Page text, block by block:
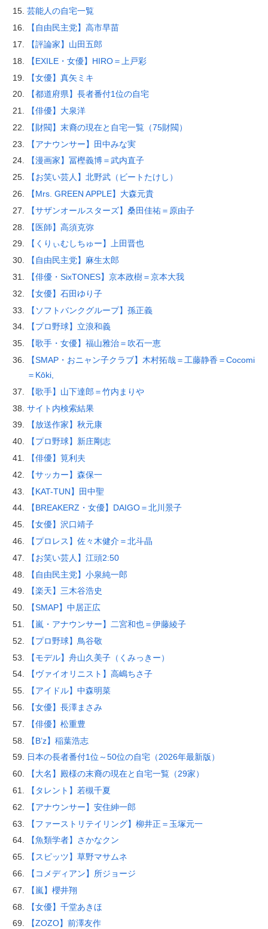
芸能人の自宅一覧
【自由民主党】高市早苗
【評論家】山田五郎
【EXILE・女優】HIRO＝上戸彩
【女優】真矢ミキ
【都道府県】長者番付1位の自宅
【俳優】大泉洋
【財閥】末裔の現在と自宅一覧（75財閥）
【アナウンサー】田中みな実
【漫画家】冨樫義博＝武内直子
【お笑い芸人】北野武（ビートたけし）
【Mrs. GREEN APPLE】大森元貴
【サザンオールスターズ】桑田佳祐＝原由子
【医師】高須克弥
【くりぃむしちゅー】上田晋也
【自由民主党】麻生太郎
【俳優・SixTONES】京本政樹＝京本大我
【女優】石田ゆり子
【ソフトバンクグループ】孫正義
【プロ野球】立浪和義
【歌手・女優】福山雅治＝吹石一恵
【SMAP・おニャン子クラブ】木村拓哉＝工藤静香＝Cocomi
＝Kōki,
【歌手】山下達郎＝竹内まりや
サイト内検索結果
【放送作家】秋元康
【プロ野球】新庄剛志
【俳優】筧利夫
【サッカー】森保一
【KAT-TUN】田中聖
【BREAKERZ・女優】DAIGO＝北川景子
【女優】沢口靖子
【プロレス】佐々木健介＝北斗晶
【お笑い芸人】江頭2:50
【自由民主党】小泉純一郎
【楽天】三木谷浩史
【SMAP】中居正広
【嵐・アナウンサー】二宮和也＝伊藤綾子
【プロ野球】鳥谷敬
【モデル】舟山久美子（くみっきー）
【ヴァイオリニスト】高嶋ちさ子
【アイドル】中森明菜
【女優】長澤まさみ
【俳優】松重豊
【B’z】稲葉浩志
日本の長者番付1位～50位の自宅（2026年最新版）
【大名】殿様の末裔の現在と自宅一覧（29家）
【タレント】若槻千夏
【アナウンサー】安住紳一郎
【ファーストリテイリング】柳井正＝玉塚元一
【魚類学者】さかなクン
【スピッツ】草野マサムネ
【コメディアン】所ジョージ
【嵐】櫻井翔
【女優】千堂あきほ
【ZOZO】前澤友作